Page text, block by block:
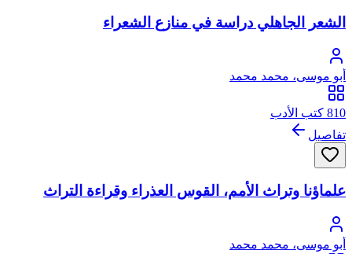
الشعر الجاهلي دراسة في منازع الشعراء
أبو موسى، محمد محمد
810 كتب الأدب
تفاصيل
علماؤنا وتراث الأمم، القوس العذراء وقراءة التراث
أبو موسى، محمد محمد